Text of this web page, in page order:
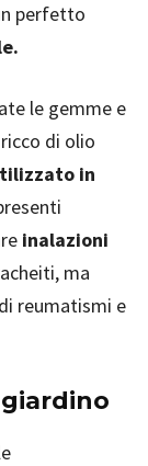
perfetto
le gemme e
di olio
in
inalazioni
ma
reumatismi e